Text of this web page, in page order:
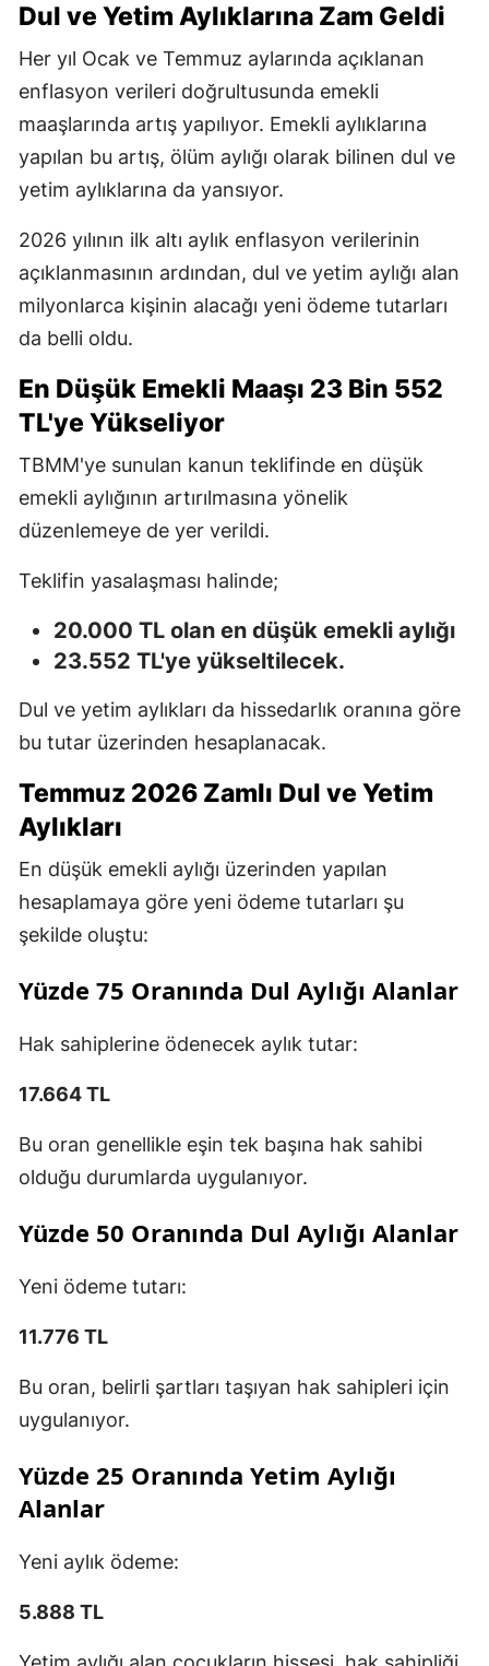
Dul ve Yetim Aylıklarına Zam Geldi
Her yıl Ocak ve Temmuz aylarında açıklanan
enflasyon verileri doğrultusunda emekli
maaşlarında artış yapılıyor. Emekli aylıklarına
yapılan bu artış, ölüm aylığı olarak bilinen dul ve
yetim aylıklarına da yansıyor.
2026 yılının ilk altı aylık enflasyon verilerinin
açıklanmasının ardından, dul ve yetim aylığı alan
milyonlarca kişinin alacağı yeni ödeme tutarları
da belli oldu.
En Düşük Emekli Maaşı 23 Bin 552
TL'ye Yükseliyor
TBMM'ye sunulan kanun teklifinde en düşük
emekli aylığının artırılmasına yönelik
düzenlemeye de yer verildi.
Teklifin yasalaşması halinde;
20.000 TL olan en düşük emekli aylığı
23.552 TL'ye yükseltilecek.
Dul ve yetim aylıkları da hissedarlık oranına göre
bu tutar üzerinden hesaplanacak.
Temmuz 2026 Zamlı Dul ve Yetim
Aylıkları
En düşük emekli aylığı üzerinden yapılan
hesaplamaya göre yeni ödeme tutarları şu
şekilde oluştu:
Yüzde 75 Oranında Dul Aylığı Alanlar
Hak sahiplerine ödenecek aylık tutar:
17.664 TL
Bu oran genellikle eşin tek başına hak sahibi
olduğu durumlarda uygulanıyor.
Yüzde 50 Oranında Dul Aylığı Alanlar
Yeni ödeme tutarı:
11.776 TL
Bu oran, belirli şartları taşıyan hak sahipleri için
uygulanıyor.
Yüzde 25 Oranında Yetim Aylığı
Alanlar
Yeni aylık ödeme:
5.888 TL